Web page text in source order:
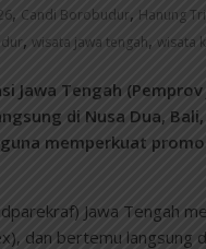
, Candi Borobudur, Hanung
, wisata jawa tengah, wisata
Jawa Tengah
di Nusa Dua,
memperkuat
Jawa Tengah
dan bertemu langsung